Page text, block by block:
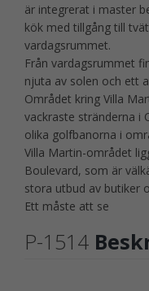
är integrerat i master
kök med tillgång till
vardagsrummet.
Från vardagsrummet
njuta av solen och ett
Området kring Villa
vackraste stränderna i
olika golfbanorna i
Villa Martin-området
Boulevard, som är
stora utbud av butiker
Ett måste att se
P-1514